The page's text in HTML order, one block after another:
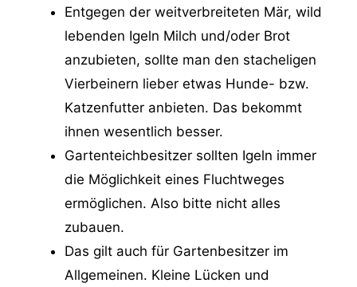
Entgegen der weitverbreiteten Mär, wild
lebenden Igeln Milch und/oder Brot
anzubieten, sollte man den stacheligen
Vierbeinern lieber etwas Hunde- bzw.
Katzenfutter anbieten. Das bekommt
ihnen wesentlich besser.
Gartenteichbesitzer sollten Igeln immer
die Möglichkeit eines Fluchtweges
ermöglichen. Also bitte nicht alles
zubauen.
Das gilt auch für Gartenbesitzer im
Allgemeinen. Kleine Lücken und